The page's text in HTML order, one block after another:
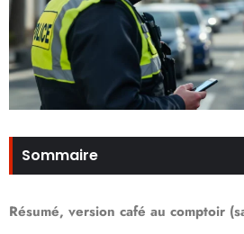
Sommaire
Résumé, version café au comptoir